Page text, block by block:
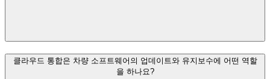
클라우드 통합은 차량 소프트웨어의 업데이트와 유지보수에 어떤 역할
을 하나요?